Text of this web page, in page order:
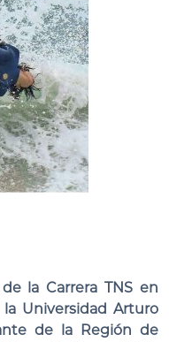
la Carrera TNS en
Universidad Arturo
de la Región de